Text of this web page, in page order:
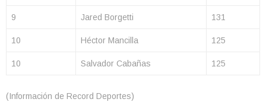
9 Jared Borgetti 131
10 Héctor Mancilla 125
10 Salvador Cabañas 125
(Información de Record Deportes)